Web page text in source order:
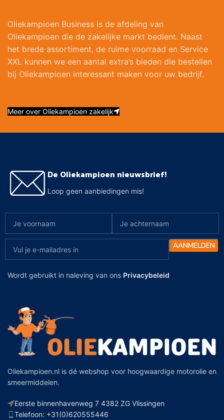
Oliekampioen Business is de afdeling van
Oliekampioen die de zakelijke markt bedient. Naast
het brede assortiment, de ruime voorraad en Service
XXL kunnen we een aantal extra’s bieden die bestellen
bij Oliekampioen interessant maken voor uw bedrijf.
Meer over Oliekampioen zakelijk
De Oliekampioen nieuwsbrief!
Loop geen aanbiedingen mis!
Wordt gebruikt in naleving van ons Privacybeleid
Oliekampioen.nl is dé webshop voor hoogwaardige motorolie en
smeermiddelen.
Eerste binnenhavenweg 7 4382 ZG Vlissingen
Telefoon: +31(0)620555446